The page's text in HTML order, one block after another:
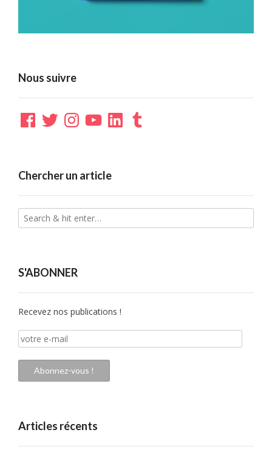
Nous suivre
Facebook
TwitterInstagramYouTubeLinkedInTumblr
Chercher un article
S'ABONNER
Recevez nos publications !
votre
e-
mail
Abonnez-vous !
Articles récents